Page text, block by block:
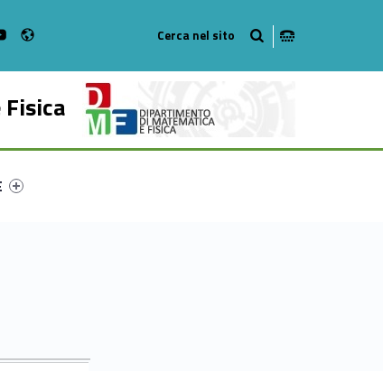
53
#link-menu-primary-5159-62
on Instagram
WebMan on Youtube